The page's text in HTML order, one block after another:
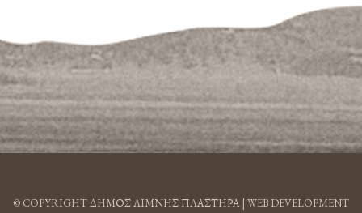
© COPYRIGHT ΔΗΜΟΣ ΛΙΜΝΗΣ ΠΛΑΣΤΗΡΑ | WEB DEVELOPMENT